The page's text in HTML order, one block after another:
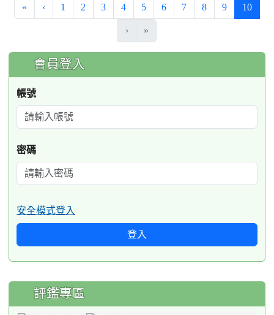
« ‹ 1 2 3 4 5 6 7 8 9 10
› »
:::
會員登入
帳號
密碼
安全模式登入
登入
評鑑專區